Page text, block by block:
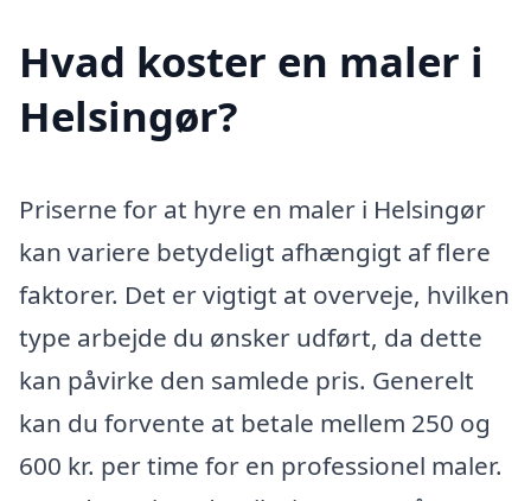
Hvad koster en maler i
Helsingør?
Priserne for at hyre en maler i Helsingør
kan variere betydeligt afhængigt af flere
faktorer. Det er vigtigt at overveje, hvilken
type arbejde du ønsker udført, da dette
kan påvirke den samlede pris. Generelt
kan du forvente at betale mellem 250 og
600 kr. per time for en professionel maler.